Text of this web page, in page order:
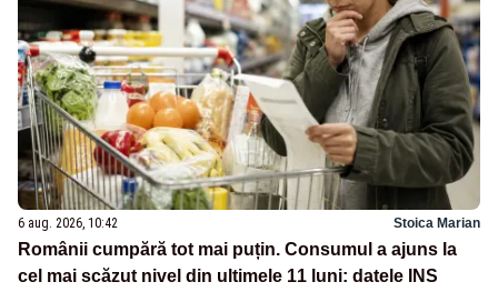
6 aug. 2026, 10:42 Stoica Marian
Românii cumpără tot mai puțin. Consumul a ajuns la
cel mai scăzut nivel din ultimele 11 luni: datele INS